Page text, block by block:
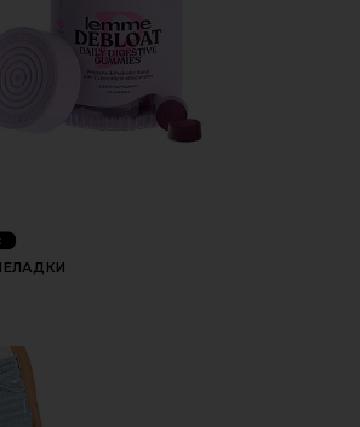
ШОРТЫ PARKER LONG